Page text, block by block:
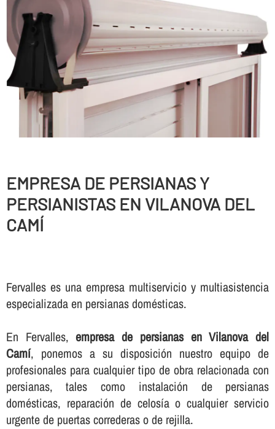
EMPRESA DE PERSIANAS Y
PERSIANISTAS EN VILANOVA DEL
CAMÍ
Fervalles es una empresa multiservicio y multiasistencia
especializada en persianas domésticas.
En Fervalles,empresa de persianas en Vilanova del
Camí, ponemos a su disposición nuestro equipo de
profesionales para cualquier tipo de obra relacionada con
persianas, tales como instalación de persianas
domésticas, reparación de celosí­a o cualquier servicio
urgente de puertas correderas o de rejilla.